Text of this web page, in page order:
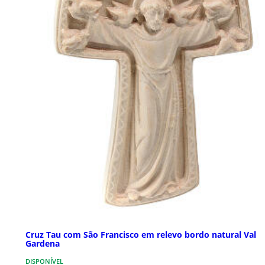
Cruz Tau com São Francisco em relevo bordo natural Val
Gardena
DISPONÍVEL